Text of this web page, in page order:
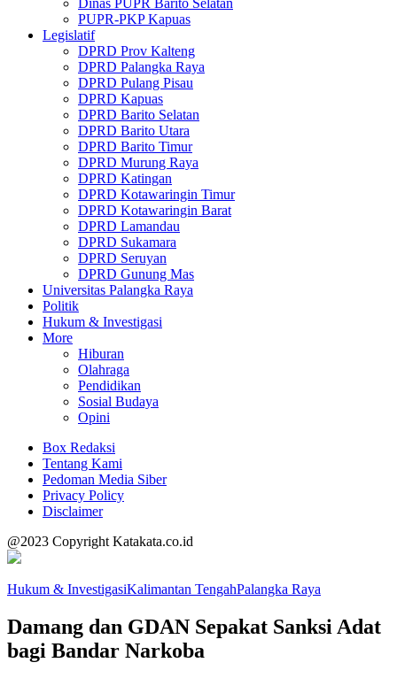
Dinas PUPR Barito Selatan
PUPR-PKP Kapuas
Legislatif
DPRD Prov Kalteng
DPRD Palangka Raya
DPRD Pulang Pisau
DPRD Kapuas
DPRD Barito Selatan
DPRD Barito Utara
DPRD Barito Timur
DPRD Murung Raya
DPRD Katingan
DPRD Kotawaringin Timur
DPRD Kotawaringin Barat
DPRD Lamandau
DPRD Sukamara
DPRD Seruyan
DPRD Gunung Mas
Universitas Palangka Raya
Politik
Hukum & Investigasi
More
Hiburan
Olahraga
Pendidikan
Sosial Budaya
Opini
Box Redaksi
Tentang Kami
Pedoman Media Siber
Privacy Policy
Disclaimer
@2023 Copyright Katakata.co.id
Hukum & InvestigasiKalimantan TengahPalangka Raya
Damang dan GDAN Sepakat Sanksi Adat
bagi Bandar Narkoba